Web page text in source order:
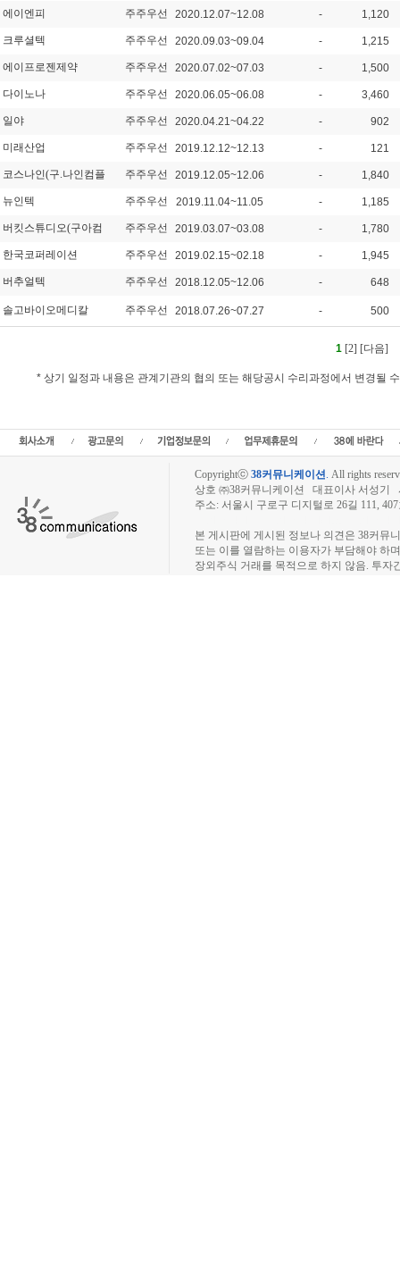
에이엔피 주주우선 2020.12.07~12.08 - 1,120
크루셜텍 주주우선 2020.09.03~09.04 - 1,215
에이프로젠제약 주주우선 2020.07.02~07.03 - 1,500
다이노나 주주우선 2020.06.05~06.08 - 3,460
일야 주주우선 2020.04.21~04.22 - 902
미래산업 주주우선 2019.12.12~12.13 - 121
코스나인(구.나인컴플 주주우선 2019.12.05~12.06 - 1,840
뉴인텍 주주우선 2019.11.04~11.05 - 1,185
버킷스튜디오(구아컴 주주우선 2019.03.07~03.08 - 1,780
한국코퍼레이션 주주우선 2019.02.15~02.18 - 1,945
버추얼텍 주주우선 2018.12.05~12.06 - 648
솔고바이오메디칼 주주우선 2018.07.26~07.27 - 500
1 [2] [다음]
* 상기 일정과 내용은 관계기관의 협의 또는 해당공시 수리과정에서 변경될
Copyrightⓒ 38커뮤니케이션. All rights
상호 ㈜38커뮤니케이션 대표이사 서성기
주소: 서울시 구로구 디지털로 26길 111,
본 게시판에 게시된 정보나 의견은 38커뮤
또는 이를 열람하는 이용자가 부담해야 하
장외주식 거래를 목적으로 하지 않음. 투